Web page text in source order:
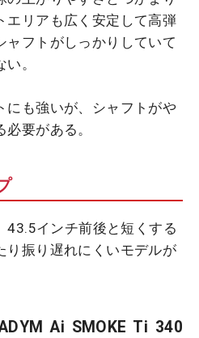
エリアも広く安定して高弾
ャフトがしっかりしていて
。
にも強いが、シャフトがや
要がある。
43.5インチ前後と短くする
り振り遅れにくいモデルが
Ai SMOKE Ti 340